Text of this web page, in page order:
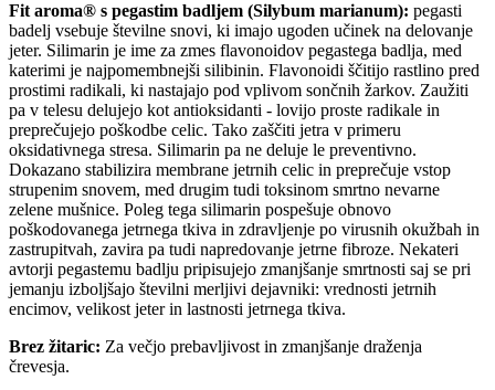
Fit aroma® s pegastim badljem (Silybum marianum): pegasti
badelj vsebuje številne snovi, ki imajo ugoden učinek na delovanje
jeter. Silimarin je ime za zmes flavonoidov pegastega badlja, med
katerimi je najpomembnejši silibinin. Flavonoidi ščitijo rastlino pred
prostimi radikali, ki nastajajo pod vplivom sončnih žarkov. Zaužiti
pa v telesu delujejo kot antioksidanti - lovijo proste radikale in
preprečujejo poškodbe celic. Tako zaščiti jetra v primeru
oksidativnega stresa. Silimarin pa ne deluje le preventivno.
Dokazano stabilizira membrane jetrnih celic in preprečuje vstop
strupenim snovem, med drugim tudi toksinom smrtno nevarne
zelene mušnice. Poleg tega silimarin pospešuje obnovo
poškodovanega jetrnega tkiva in zdravljenje po virusnih okužbah in
zastrupitvah, zavira pa tudi napredovanje jetrne fibroze. Nekateri
avtorji pegastemu badlju pripisujejo zmanjšanje smrtnosti saj se pri
jemanju izboljšajo številni merljivi dejavniki: vrednosti jetrnih
encimov, velikost jeter in lastnosti jetrnega tkiva.
Brez žitaric: Za večjo prebavljivost in zmanjšanje draženja
črevesja.